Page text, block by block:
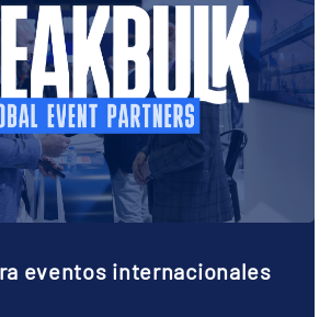
eventos internacionales